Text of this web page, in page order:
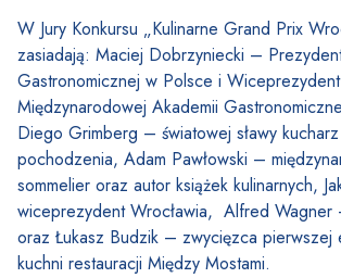
W Jury Konkursu „Kulinarne Grand Prix
zasiadają: Maciej Dobrzyniecki –
Gastronomicznej w Polsce i Wiceprezydent
Międzynarodowej Akademii
Diego Grimberg – światowej sławy
pochodzenia, Adam Pawłowski –
sommelier oraz autor książek kulinarnych,
wiceprezydent Wrocławia, Alfred
oraz Łukasz Budzik – zwycięzca pierwszej
kuchni restauracji Między Mostami.